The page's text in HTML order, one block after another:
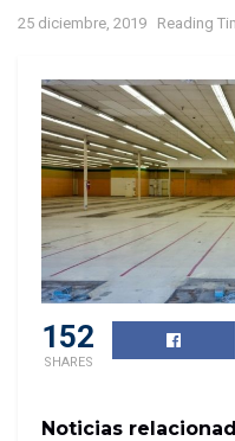
25 diciembre, 2019 Reading
152
SHARES
Noticias